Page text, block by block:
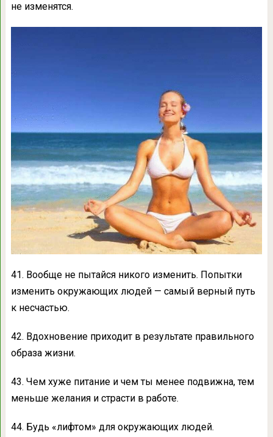
не изменятся.
41. Вообще не пытайся никого изменить. Попытки
изменить окружающих людей — самый верный путь
к несчастью.
42. Вдохновение приходит в результате правильного
образа жизни.
43. Чем хуже питание и чем ты менее подвижна, тем
меньше желания и страсти в работе.
44. Будь «лифтом» для окружающих людей.